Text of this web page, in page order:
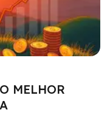
MELHOR